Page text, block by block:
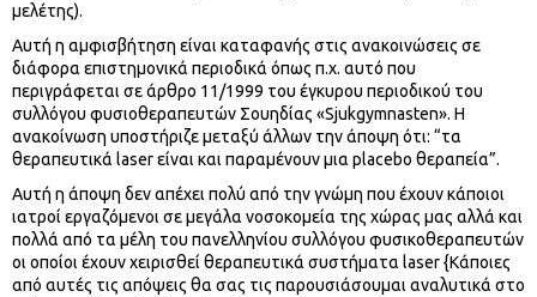
μελέτης).
Αυτή η αμφισβήτηση είναι καταφανής στις ανακοινώσεις σε
διάφορα επιστημονικά περιοδικά όπως π.χ. αυτό που
περιγράφεται σε άρθρο 11/1999 του έγκυρου περιοδικού του
συλλόγου φυσιοθεραπευτών Σουηδίας «Sjukgymnasten». Η
ανακοίνωση υποστήριζε μεταξύ άλλων την άποψη ότι: “τα
θεραπευτικά laser είναι και παραμένουν μια placebo θεραπεία”.
Αυτή η άποψη δεν απέχει πολύ από την γνώμη που έχουν κάποιοι
ιατροί εργαζόμενοι σε μεγάλα νοσοκομεία της χώρας μας αλλά και
πολλά από τα μέλη του πανελληνίου συλλόγου φυσικοθεραπευτών
οι οποίοι έχουν χειρισθεί θεραπευτικά συστήματα laser {Κάποιες
από αυτές τις απόψεις θα σας τις παρουσιάσουμαι αναλυτικά στο